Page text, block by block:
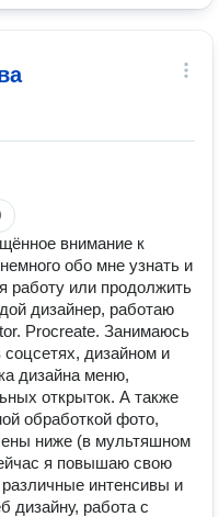
внимание к
обо мне узнать и
работу или продолжить
дизайнер, работаю
Procreate. Занимаюсь
дизайном и
дизайна меню,
открыток. А также
обработкой фото,
ниже (в мультяшном
я повышаю свою
интенсивы и
дизайну, работа с